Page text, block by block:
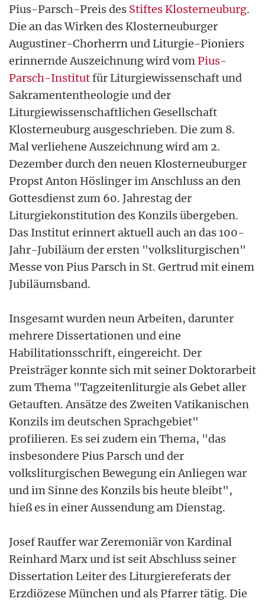
Pius-Parsch-Preis des Stiftes Klosterneuburg.
Die an das Wirken des Klosterneuburger
Augustiner-Chorherrn und Liturgie-Pioniers
erinnernde Auszeichnung wird vomPius-
Parsch-Institutfür Liturgiewissenschaft und
Sakramententheologie und der
Liturgiewissenschaftlichen Gesellschaft
Klosterneuburg ausgeschrieben. Die zum 8.
Mal verliehene Auszeichnung wird am 2.
Dezember durch den neuen Klosterneuburger
Propst Anton Höslinger im Anschluss an den
Gottesdienst zum 60. Jahrestag der
Liturgiekonstitution des Konzils übergeben.
Das Institut erinnert aktuell auch an das 100-
Jahr-Jubiläum der ersten "volksliturgischen"
Messe von Pius Parsch in St. Gertrud mit einem
Jubiläumsband.
Insgesamt wurden neun Arbeiten, darunter
mehrere Dissertationen und eine
Habilitationsschrift, eingereicht. Der
Preisträger konnte sich mit seiner Doktorarbeit
zum Thema "Tagzeitenliturgie als Gebet aller
Getauften. Ansätze des Zweiten Vatikanischen
Konzils im deutschen Sprachgebiet"
profilieren. Es sei zudem ein Thema, "das
insbesondere Pius Parsch und der
volksliturgischen Bewegung ein Anliegen war
und im Sinne des Konzils bis heute bleibt",
hieß es in einer Aussendung am Dienstag.
Josef Rauffer war Zeremoniär von Kardinal
Reinhard Marx und ist seit Abschluss seiner
Dissertation Leiter des Liturgiereferats der
Erzdiözese München und als Pfarrer tätig. Die